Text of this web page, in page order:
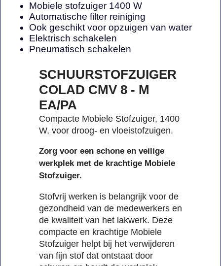
Mobiele stofzuiger 1400 W
Automatische filter reiniging
Ook geschikt voor opzuigen van water
Elektrisch schakelen
Pneumatisch schakelen
SCHUURSTOFZUIGER
COLAD CMV 8 - M
EA/PA
Compacte Mobiele Stofzuiger, 1400
W, voor droog- en vloeistofzuigen.
Zorg voor een schone en veilige
werkplek met de krachtige Mobiele
Stofzuiger.
Stofvrij werken is belangrijk voor de
gezondheid van de medewerkers en
de kwaliteit van het lakwerk. Deze
compacte en krachtige Mobiele
Stofzuiger helpt bij het verwijderen
van fijn stof dat ontstaat door